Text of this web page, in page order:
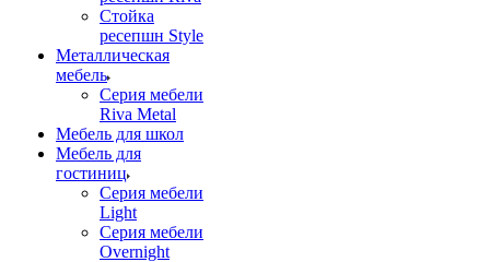
Стойка
ресепшн Style
Металлическая
мебель
Серия мебели
Riva Metal
Мебель для школ
Мебель для
гостиниц
Серия мебели
Light
Серия мебели
Overnight